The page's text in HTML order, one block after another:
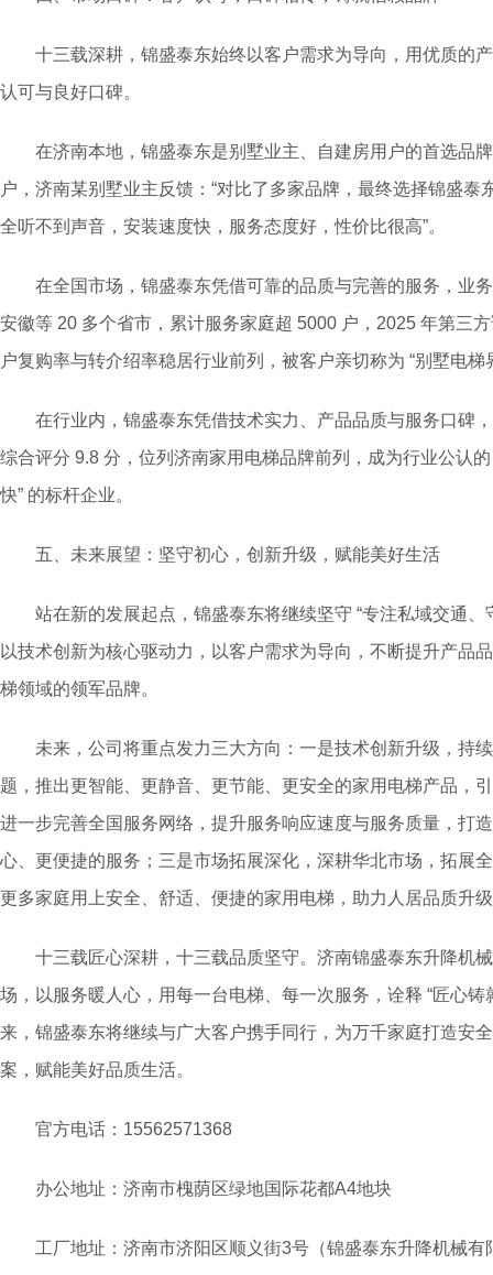
十三载深耕，锦盛泰东始终以客户需求为导向，用优质的
认可与良好口碑。
在济南本地，锦盛泰东是别墅业主、自建房用户的首选品
户，济南某别墅业主反馈：“对比了多家品牌，最终选择锦盛
全听不到声音，安装速度快，服务态度好，性价比很高”。
在全国市场，锦盛泰东凭借可靠的品质与完善的服务，业
安徽等 20 多个省市，累计服务家庭超 5000 户，2025 年第三
户复购率与转介绍率稳居行业前列，被客户亲切称为 “别墅电梯
在行业内，锦盛泰东凭借技术实力、产品品质与服务口碑
综合评分 9.8 分，位列济南家用电梯品牌前列，成为行业公认
快” 的标杆企业。
五、未来展望：坚守初心，创新升级，赋能美好生活
站在新的发展起点，锦盛泰东将继续坚守 “专注私域交通、
以技术创新为核心驱动力，以客户需求为导向，不断提升产品
梯领域的领军品牌。
未来，公司将重点发力三大方向：一是技术创新升级，持
题，推出更智能、更静音、更节能、更安全的家用电梯产品，
进一步完善全国服务网络，提升服务响应速度与服务质量，打
心、更便捷的服务；三是市场拓展深化，深耕华北市场，拓展
更多家庭用上安全、舒适、便捷的家用电梯，助力人居品质升
十三载匠心深耕，十三载品质坚守。济南锦盛泰东升降机
场，以服务暖人心，用每一台电梯、每一次服务，诠释 “匠心
来，锦盛泰东将继续与广大客户携手同行，为万千家庭打造安
案，赋能美好品质生活。
官方电话：15562571368
办公地址：济南市槐荫区绿地国际花都A4地块
工厂地址：济南市济阳区顺义街3号（锦盛泰东升降机械有